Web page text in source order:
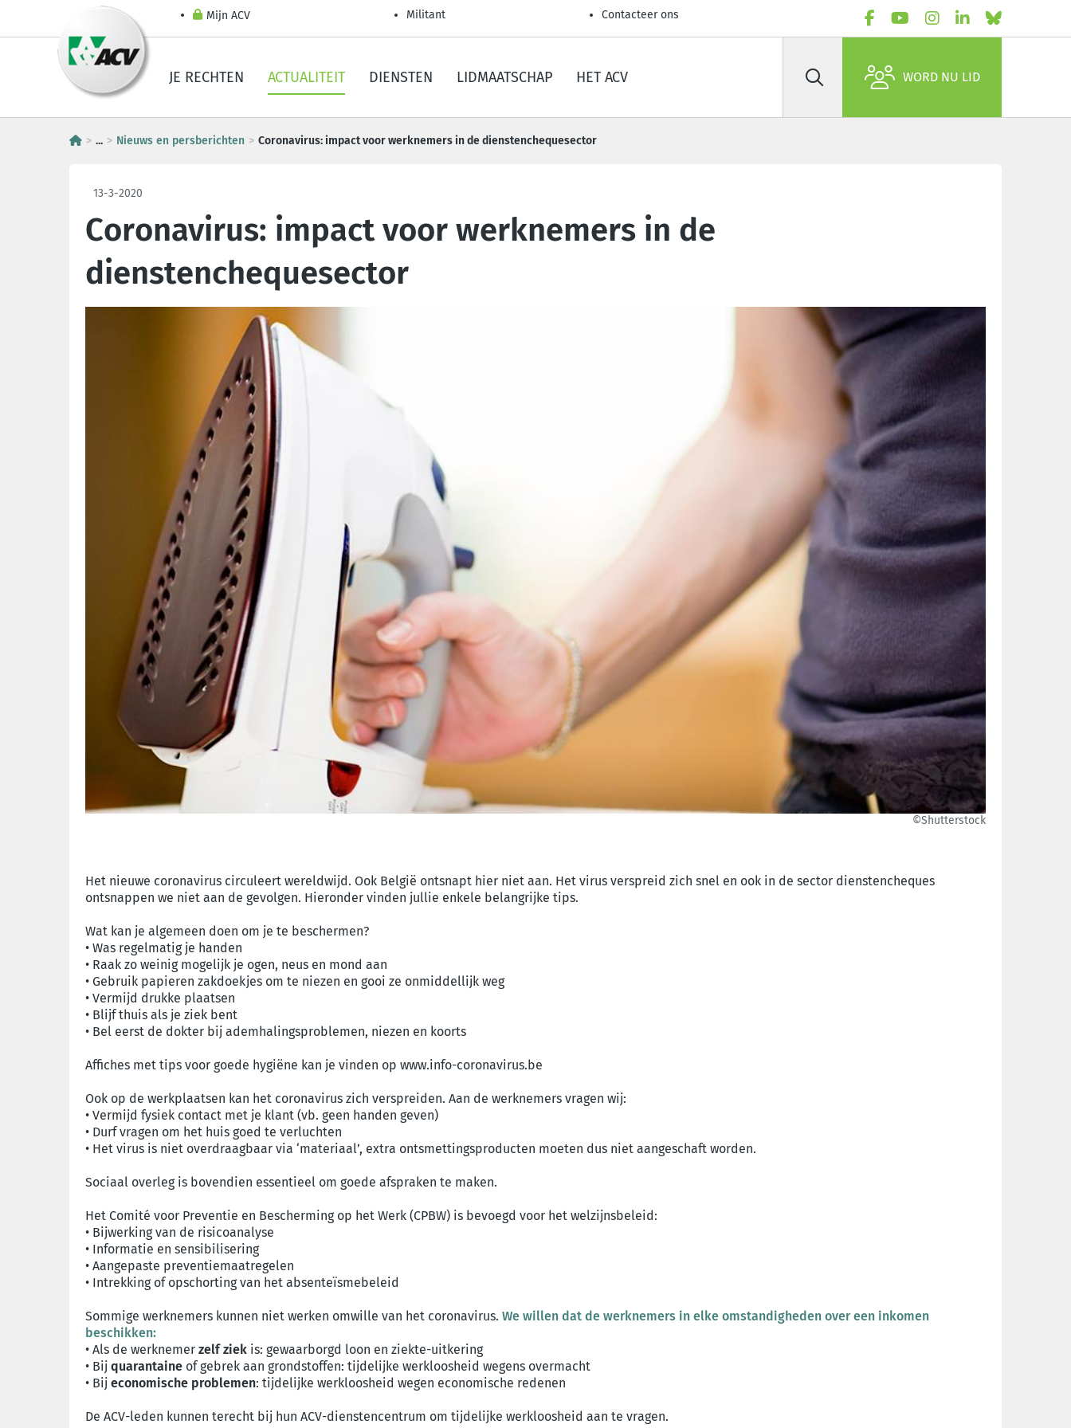
Mijn ACV Militant Contacteer ons
JE RECHTEN ACTUALITEIT DIENSTEN LIDMAATSCHAP HET ACV Zoek WORD NU LID
... Nieuws en persberichten Coronavirus: impact voor werknemers in de dienstenchequesector
13-3-2020
Coronavirus: impact voor werknemers in de
dienstenchequesector
©Shutterstock
Het nieuwe coronavirus circuleert wereldwijd. Ook België ontsnapt hier niet aan. Het virus verspreid zich snel en ook in de sector dienstencheques
ontsnappen we niet aan de gevolgen. Hieronder vinden jullie enkele belangrijke tips.
Wat kan je algemeen doen om je te beschermen?
• Was regelmatig je handen
• Raak zo weinig mogelijk je ogen, neus en mond aan
• Gebruik papieren zakdoekjes om te niezen en gooi ze onmiddellijk weg
• Vermijd drukke plaatsen
• Blijf thuis als je ziek bent
• Bel eerst de dokter bij ademhalingsproblemen, niezen en koorts
Affiches met tips voor goede hygiëne kan je vinden op www.info-coronavirus.be
Ook op de werkplaatsen kan het coronavirus zich verspreiden. Aan de werknemers vragen wij:
• Vermijd fysiek contact met je klant (vb. geen handen geven)
• Durf vragen om het huis goed te verluchten
• Het virus is niet overdraagbaar via ‘materiaal’, extra ontsmettingsproducten moeten dus niet aangeschaft worden.
Sociaal overleg is bovendien essentieel om goede afspraken te maken.
Het Comité voor Preventie en Bescherming op het Werk (CPBW) is bevoegd voor het welzijnsbeleid:
• Bijwerking van de risicoanalyse
• Informatie en sensibilisering
• Aangepaste preventiemaatregelen
• Intrekking of opschorting van het absenteïsmebeleid
Sommige werknemers kunnen niet werken omwille van het coronavirus. We willen dat de werknemers in elke omstandigheden over een inkomen
beschikken:
• Als de werknemer zelf ziek is: gewaarborgd loon en ziekte-uitkering
• Bij quarantaine of gebrek aan grondstoffen: tijdelijke werkloosheid wegens overmacht
• Bij economische problemen: tijdelijke werkloosheid wegen economische redenen
De ACV-leden kunnen terecht bij hun ACV-dienstencentrum om tijdelijke werkloosheid aan te vragen.